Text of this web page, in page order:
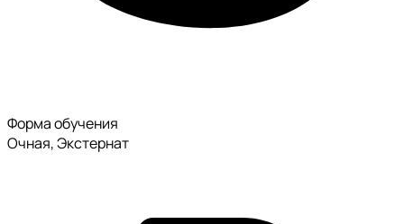
Форма обучения
Очная, Экстернат